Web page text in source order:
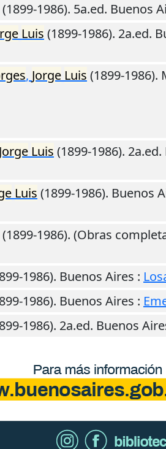
(1899-1986). 5a.ed. Buenos
Luis (1899-1986). 2a.ed.
, Jorge Luis (1899-1986).
Jorge Luis (1899-1986). 2a.ed.
Luis (1899-1986). Buenos
(1899-1986). (Obras
1986). Buenos Aires :
1986). Buenos Aires :
1986). 2a.ed. Buenos